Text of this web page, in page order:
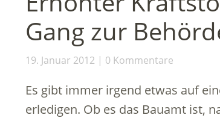
Gang zur
19. Januar 2012 0 Kommentare
Es gibt immer irgend etwas auf
erledigen. Ob es das Bauamt ist,